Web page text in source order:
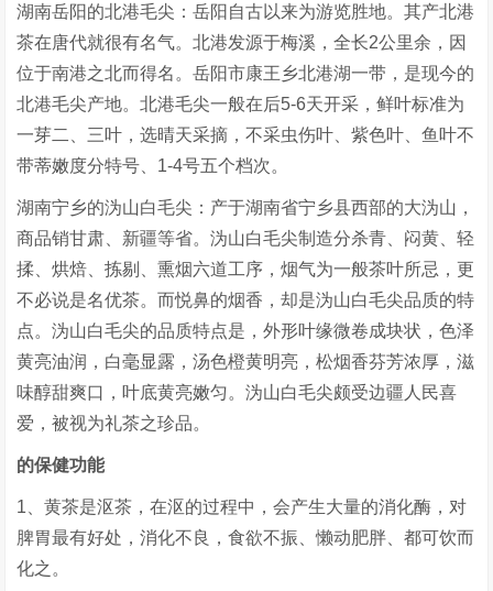
湖南岳阳的北港毛尖：岳阳自古以来为游览胜地。其产北港
茶在唐代就很有名气。北港发源于梅溪，全长2公里余，因
位于南港之北而得名。岳阳市康王乡北港湖一带，是现今的
北港毛尖产地。北港毛尖一般在后5-6天开采，鲜叶标准为
一芽二、三叶，选晴天采摘，不采虫伤叶、紫色叶、鱼叶不
带蒂嫩度分特号、1-4号五个档次。
湖南宁乡的沩山白毛尖：产于湖南省宁乡县西部的大沩山，
商品销甘肃、新疆等省。沩山白毛尖制造分杀青、闷黄、轻
揉、烘焙、拣剔、熏烟六道工序，烟气为一般茶叶所忌，更
不必说是名优茶。而悦鼻的烟香，却是沩山白毛尖品质的特
点。沩山白毛尖的品质特点是，外形叶缘微卷成块状，色泽
黄亮油润，白毫显露，汤色橙黄明亮，松烟香芬芳浓厚，滋
味醇甜爽口，叶底黄亮嫩匀。沩山白毛尖颇受边疆人民喜
爱，被视为礼茶之珍品。
的保健功能
1、黄茶是沤茶，在沤的过程中，会产生大量的消化酶，对
脾胃最有好处，消化不良，食欲不振、懒动肥胖、都可饮而
化之。